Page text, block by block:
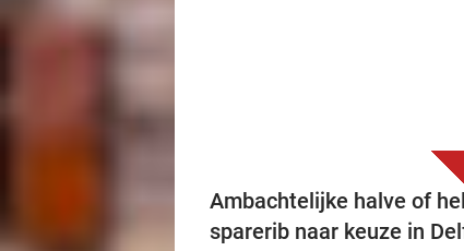
Ambachtelijke halve of
sparerib naar keuze in